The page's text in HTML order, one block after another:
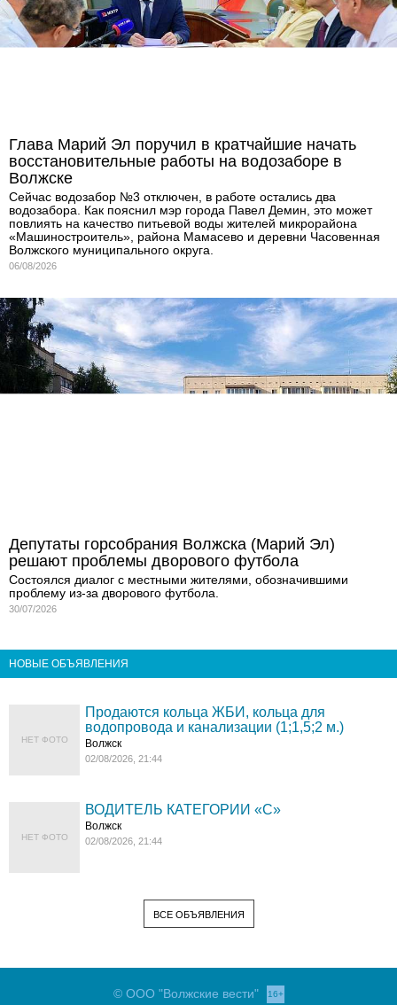
Глава Марий Эл поручил в кратчайшие начать
восстановительные работы на водозаборе в
Волжске
Сейчас водозабор №3 отключен, в работе остались два
водозабора. Как пояснил мэр города Павел Демин, это может
повлиять на качество питьевой воды жителей микрорайона
«Машиностроитель», района Мамасево и деревни Часовенная
Волжского муниципального округа.
06/08/2026
Депутаты горсобрания Волжска (Марий Эл)
решают проблемы дворового футбола
Состоялся диалог с местными жителями, обозначившими
проблему из-за дворового футбола.
30/07/2026
НОВЫЕ ОБЪЯВЛЕНИЯ
НЕТ ФОТО
Продаются кольца ЖБИ, кольца для
водопровода и канализации (1;1,5;2 м.)
Волжск
02/08/2026, 21:44
НЕТ ФОТО
ВОДИТЕЛЬ КАТЕГОРИИ «C»
Волжск
02/08/2026, 21:44
ВСЕ ОБЪЯВЛЕНИЯ
© ООО "Волжские вести" 16+